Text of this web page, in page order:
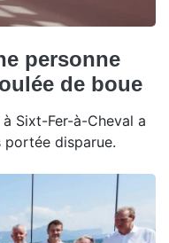
personne
de boue
Sixt-Fer-à-Cheval a
disparue.